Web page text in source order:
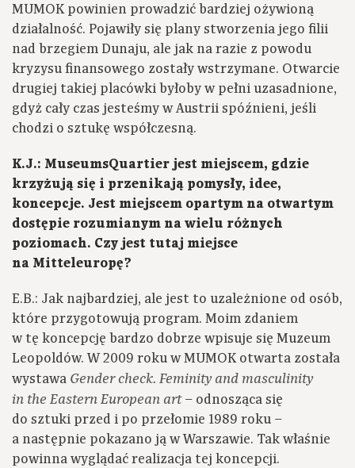
MUMOK powinien prowadzić bardziej ożywioną
działalność. Pojawiły się plany stworzenia jego filii
nad brzegiem Dunaju, ale jak na razie z powodu
kryzysu finansowego zostały wstrzymane. Otwarcie
drugiej takiej placówki byłoby w pełni uzasadnione,
gdyż cały czas jesteśmy w Austrii spóźnieni, jeśli
chodzi o sztukę współczesną.
K.J.: MuseumsQuartier jest miejscem, gdzie
krzyżują się i przenikają pomysły, idee,
koncepcje. Jest miejscem opartym na otwartym
dostępie rozumianym na wielu różnych
poziomach. Czy jest tutaj miejsce
na Mitteleuropę?
E.B.: Jak najbardziej, ale jest to uzależnione od osób,
które przygotowują program. Moim zdaniem
w tę koncepcję bardzo dobrze wpisuje się Muzeum
Leopoldów. W 2009 roku w MUMOK otwarta została
wystawa Gender check. Feminity and masculinity
in the Eastern European art– odnosząca się
do sztuki przed i po przełomie 1989 roku –
a następnie pokazano ją w Warszawie. Tak właśnie
powinna wyglądać realizacja tej koncepcji.